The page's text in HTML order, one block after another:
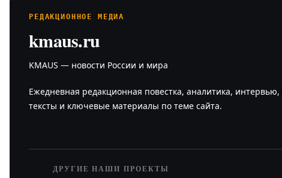
РЕДАКЦИОННОЕ МЕДИА
kmaus.ru
KMAUS — новости России и мира
Ежедневная редакционная повестка, аналитика,
тексты и ключевые материалы по теме сайта.
ДРУГИЕ НАШИ ПРОЕКТЫ